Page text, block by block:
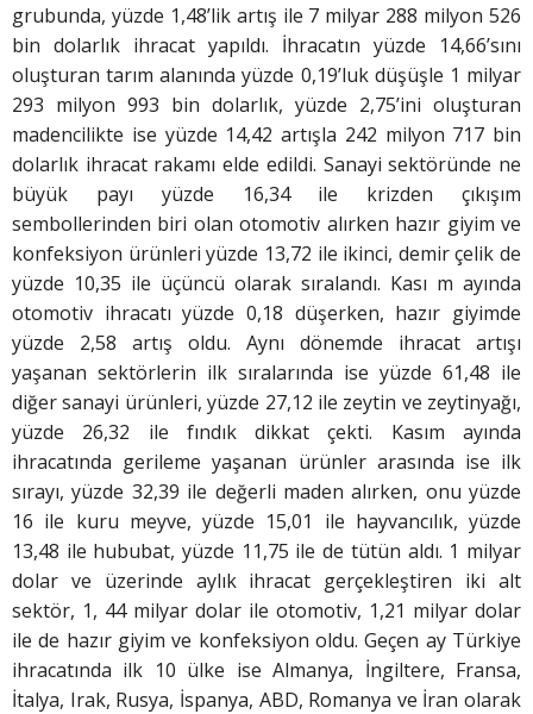
grubunda, yüzde 1,48’lik artış ile 7 milyar 288 milyon 526
bin dolarlık ihracat yapıldı. İhracatın yüzde 14,66’sını
oluşturan tarım alanında yüzde 0,19’luk düşüşle 1 milyar
293 milyon 993 bin dolarlık, yüzde 2,75’ini oluşturan
madencilikte ise yüzde 14,42 artışla 242 milyon 717 bin
dolarlık ihracat rakamı elde edildi. Sanayi sektöründe ne
büyük payı yüzde 16,34 ile krizden çıkışım
sembollerinden biri olan otomotiv alırken hazır giyim ve
konfeksiyon ürünleri yüzde 13,72 ile ikinci, demir çelik de
yüzde 10,35 ile üçüncü olarak sıralandı. Kası m ayında
otomotiv ihracatı yüzde 0,18 düşerken, hazır giyimde
yüzde 2,58 artış oldu. Aynı dönemde ihracat artışı
yaşanan sektörlerin ilk sıralarında ise yüzde 61,48 ile
diğer sanayi ürünleri, yüzde 27,12 ile zeytin ve zeytinyağı,
yüzde 26,32 ile fındık dikkat çekti. Kasım ayında
ihracatında gerileme yaşanan ürünler arasında ise ilk
sırayı, yüzde 32,39 ile değerli maden alırken, onu yüzde
16 ile kuru meyve, yüzde 15,01 ile hayvancılık, yüzde
13,48 ile hububat, yüzde 11,75 ile de tütün aldı. 1 milyar
dolar ve üzerinde aylık ihracat gerçekleştiren iki alt
sektör, 1, 44 milyar dolar ile otomotiv, 1,21 milyar dolar
ile de hazır giyim ve konfeksiyon oldu. Geçen ay Türkiye
ihracatında ilk 10 ülke ise Almanya, İngiltere, Fransa,
İtalya, Irak, Rusya, İspanya, ABD, Romanya ve İran olarak